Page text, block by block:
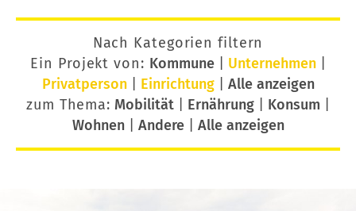
Nach Kategorien filtern
Ein Projekt von: Kommune| Unternehmen|
Privatperson| Einrichtung| Alle anzeigen
zum Thema: Mobilität Ernährung Konsum
Wohnen| Andere| Alle anzeigen